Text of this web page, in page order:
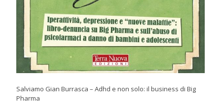
Salviamo Gian Burrasca – Adhd e non solo: il business di Big
Pharma